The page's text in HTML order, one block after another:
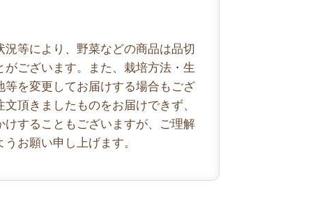
況等により、野菜などの商品は品切
がございます。また、栽培方法・生
等を変更してお届けする場合もござ
文頂きましたものをお届けできず、
けすることもございますが、ご理解
お願い申し上げます。